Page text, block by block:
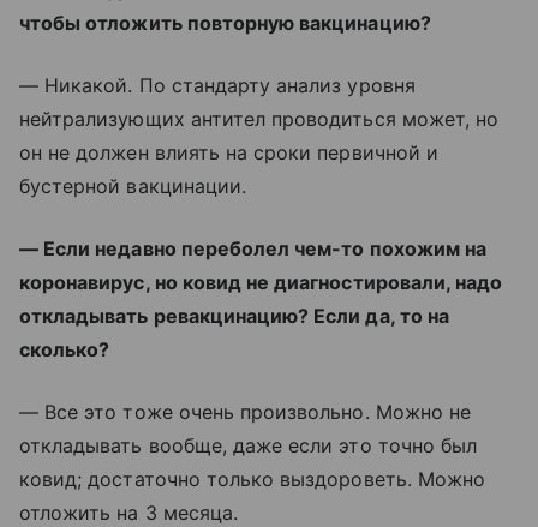
чтобы отложить повторную вакцинацию?
— Никакой. По стандарту анализ уровня
нейтрализующих антител проводиться может, но
он не должен влиять на сроки первичной и
бустерной вакцинации.
— Если недавно переболел чем-то похожим на
коронавирус, но ковид не диагностировали, надо
откладывать ревакцинацию? Если да, то на
сколько?
— Все это тоже очень произвольно. Можно не
откладывать вообще, даже если это точно был
ковид; достаточно только выздороветь. Можно
отложить на 3 месяца.